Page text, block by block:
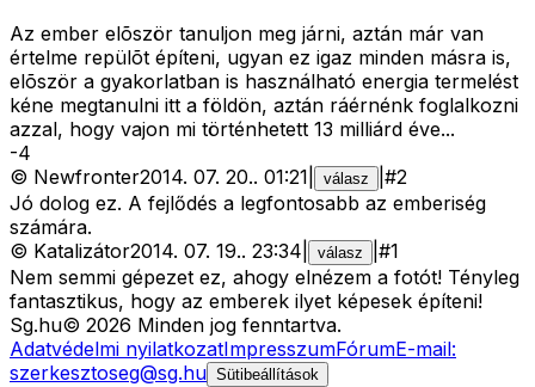
Az ember elõször tanuljon meg járni, aztán már van
értelme repülõt építeni, ugyan ez igaz minden másra is,
elõször a gyakorlatban is használható energia termelést
kéne megtanulni itt a földön, aztán ráérnénk foglalkozni
azzal, hogy vajon mi történhetett 13 milliárd éve...
-4
© Newfronter2014. 07. 20.. 01:21 válasz #2
Jó dolog ez. A fejlődés a legfontosabb az emberiség
számára.
© Katalizátor2014. 07. 19.. 23:34 válasz #1
Nem semmi gépezet ez, ahogy elnézem a fotót! Tényleg
fantasztikus, hogy az emberek ilyet képesek építeni!
Sg.hu© 2026 Minden jog fenntartva.
Adatvédelmi nyilatkozatImpresszumFórumE-mail:
szerkesztoseg@sg.hu Sütibeállítások